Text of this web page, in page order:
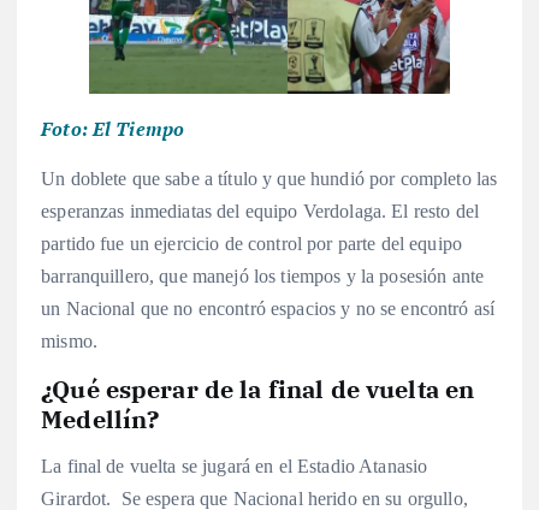
Foto: El Tiempo
Un doblete que sabe a título y que hundió por completo las
esperanzas inmediatas del equipo Verdolaga. El resto del
partido fue un ejercicio de control por parte del equipo
barranquillero, que manejó los tiempos y la posesión ante
un Nacional que no encontró espacios y no se encontró así
mismo.
¿Qué esperar de la final de vuelta en
Medellín?
La final de vuelta se jugará en el Estadio Atanasio
Girardot. Se espera que Nacional herido en su orgullo,